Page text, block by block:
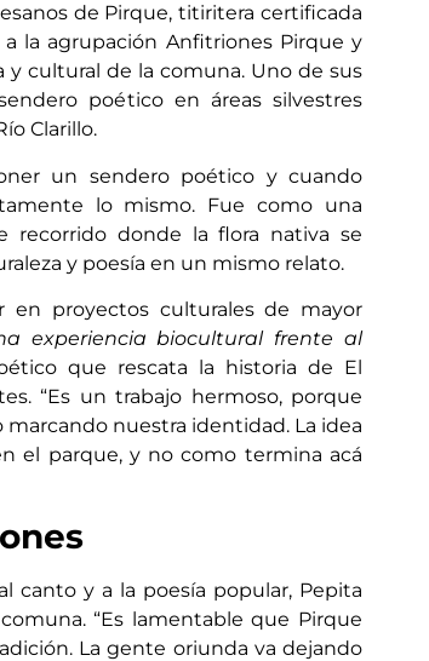
de Pirque, titiritera certificada
la agrupación Anfitriones Pirque y
y cultural de la comuna. Uno de sus
poético en áreas silvestres
Clarillo.
un sendero poético y cuando
lo mismo. Fue como una
recorrido donde la flora nativa se
y poesía en un mismo relato.
en proyectos culturales de mayor
experiencia biocultural frente al
que rescata la historia de El
“Es un trabajo hermoso, porque
nuestra identidad. La idea
el parque, y no como termina acá
canto y a la poesía popular, Pepita
“Es lamentable que Pirque
La gente oriunda va dejando